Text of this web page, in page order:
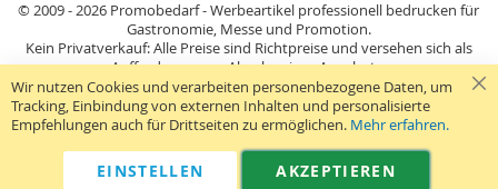
© 2009 - 2026 Promobedarf - Werbeartikel professionell bedrucken für
Gastronomie, Messe und Promotion.
Kein Privatverkauf: Alle Preise sind Richtpreise und versehen sich als
Aufforderung zur Abgabe eines Angebots.
Sie richten sich nur an gewerblichen Bedarf (§14 BGB) im Sinne der
Preisangabenverordnung und verstehen sich netto zzgl. MwSt. USB-
Sticks: Tagespreise ggf. zzgl. Druckkosten und GEMA.
Telefon:040 38 63 12 40 Kontaktformular
Wir nutzen Cookies und verarbeiten personenbezogene Daten, um
Tracking, Einbindung von externen Inhalten und personalisierte
Empfehlungen auch für Drittseiten zu ermöglichen. Mehr erfahren.
AKZEPTIEREN
EINSTELLEN